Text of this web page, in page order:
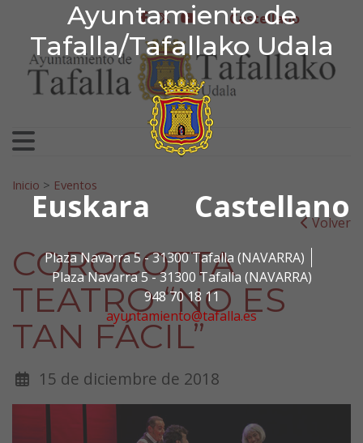
Ayuntamiento de
Tafalla/Tafallako Udala
Euskara Castellano
Plaza Navarra 5 - 31300 Tafalla (NAVARRA)
Plaza Navarra 5 - 31300 Tafalla (NAVARRA)
948 70 18 11
ayuntamiento@tafalla.es
Ir al contenido
Ayuntamiento de
facebook
twitter
youtubeCastellano
Search for:
Inicio > Eventos
Volver
COROCOTTA
TEATRO “NO ES
TAN FÁCIL”
15 de diciembre de 2018